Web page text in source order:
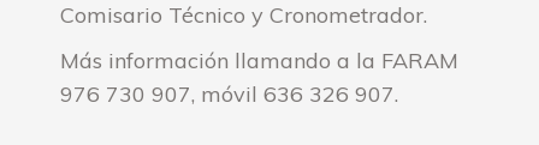
Comisario Técnico y Cronometrador.
Más información llamando a la FARAM
976 730 907, móvil 636 326 907.